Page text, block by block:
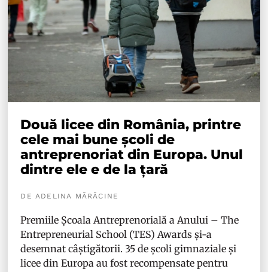
Două licee din România, printre
cele mai bune școli de
antreprenoriat din Europa. Unul
dintre ele e de la țară
DE ADELINA MĂRĂCINE
Premiile Școala Antreprenorială a Anului – The
Entrepreneurial School (TES) Awards și-a
desemnat câștigătorii. 35 de școli gimnaziale și
licee din Europa au fost recompensate pentru